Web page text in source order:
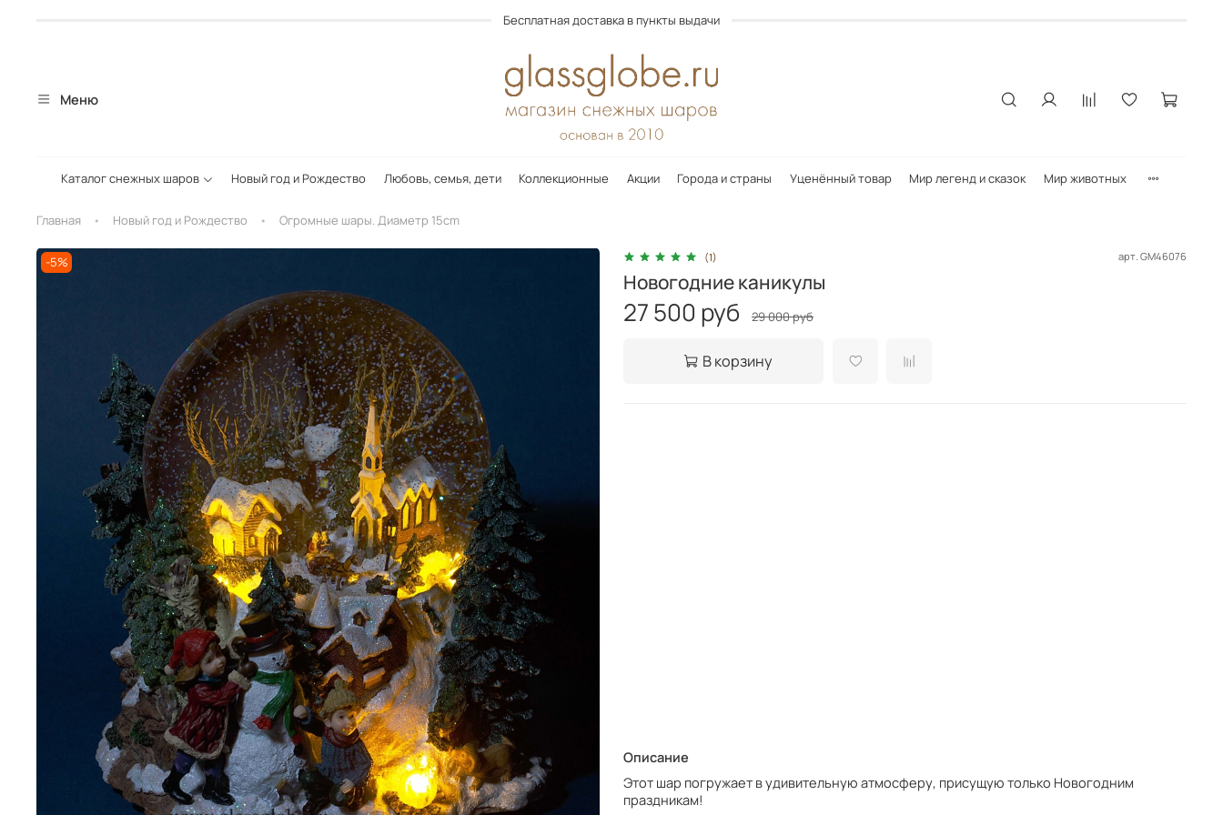
Бесплатная доставка в пункты выдачи
Меню
Каталог снежных шаров Новый год и Рождество Любовь, семья, дети Коллекционные Акции Города и страны Уценённый товар Мир легенд и сказок Мир животных
Главная Новый год и Рождество Огромные шары. Диаметр 15cm
-5% (1) арт. GM46076
Новогодние каникулы
27 500 руб 29 000 руб
В корзину
Описание
Этот шар погружает в удивительную атмосферу, присущую только Новогодним
праздникам!